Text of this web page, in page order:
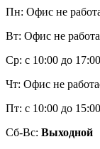
Пн: Офис не
Вт: Офис не
Ср: с 10:00 до 17:00
Чт: Офис не
Пт: с 10:00 до 15:00
Сб-Вс: Выходной